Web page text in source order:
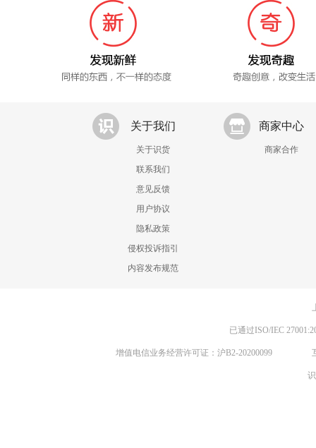
关于我们
关于识货
联系我们
意见反馈
用户协议
隐私政策
侵权投诉指引
内容发布规范
商家中心
商家合作
已通过ISO/IEC
增值电信业务经营许可证：沪B2-20200099